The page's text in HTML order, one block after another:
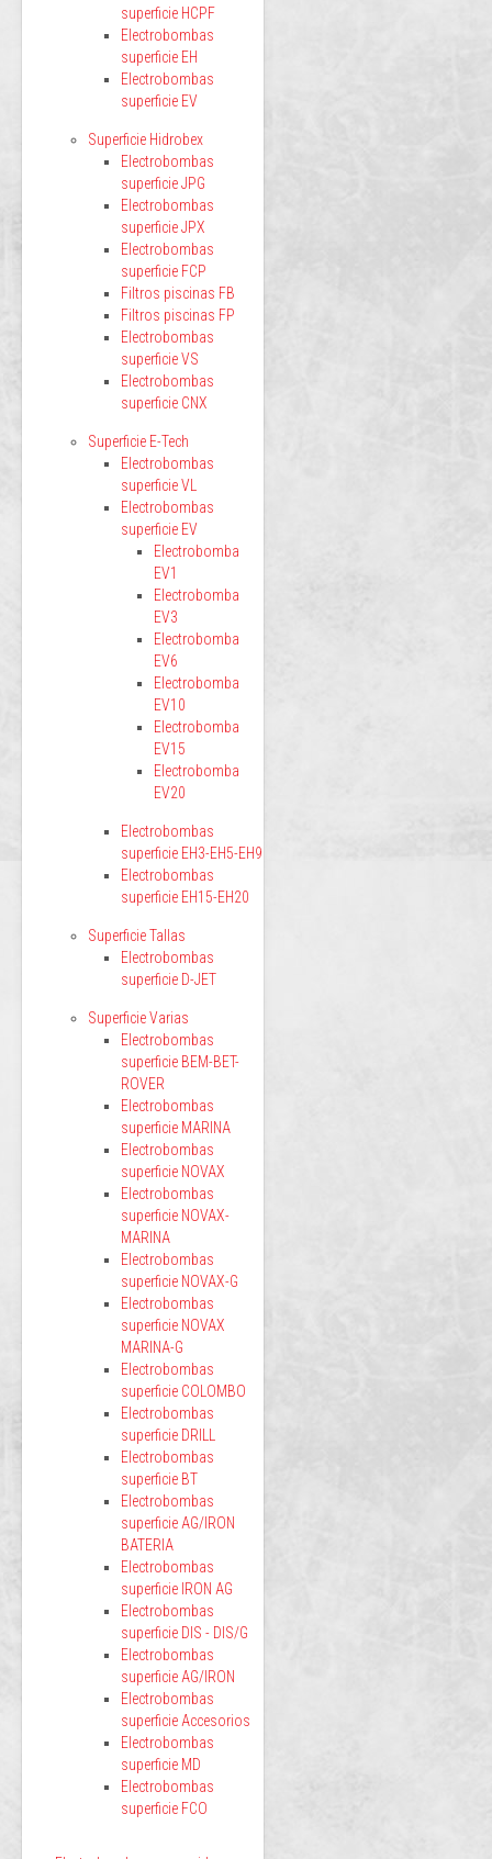
superficie HCPF
Electrobombas
superficie EH
Electrobombas
superficie EV
Superficie Hidrobex
Electrobombas
superficie JPG
Electrobombas
superficie JPX
Electrobombas
superficie FCP
Filtros piscinas FB
Filtros piscinas FP
Electrobombas
superficie VS
Electrobombas
superficie CNX
Superficie E-Tech
Electrobombas
superficie VL
Electrobombas
superficie EV
Electrobomba
EV1
Electrobomba
EV3
Electrobomba
EV6
Electrobomba
EV10
Electrobomba
EV15
Electrobomba
EV20
Electrobombas
superficie EH3-EH5-EH9
Electrobombas
superficie EH15-EH20
Superficie Tallas
Electrobombas
superficie D-JET
Superficie Varias
Electrobombas
superficie BEM-BET-
ROVER
Electrobombas
superficie MARINA
Electrobombas
superficie NOVAX
Electrobombas
superficie NOVAX-
MARINA
Electrobombas
superficie NOVAX-G
Electrobombas
superficie NOVAX
MARINA-G
Electrobombas
superficie COLOMBO
Electrobombas
superficie DRILL
Electrobombas
superficie BT
Electrobombas
superficie AG/IRON
BATERIA
Electrobombas
superficie IRON AG
Electrobombas
superficie DIS - DIS/G
Electrobombas
superficie AG/IRON
Electrobombas
superficie Accesorios
Electrobombas
superficie MD
Electrobombas
superficie FCO